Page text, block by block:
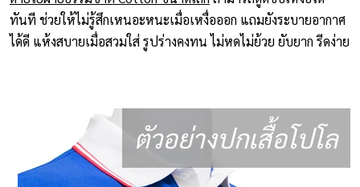
ทันที ช่วยให้ไม่รู้สึกเหนอะหนะเมื่อเหงื่อออก แถมยังระบายอากาศ
ได้ดี แห้งสบายเมื่อสวมใส่ รูปร่างคงทน ไม่หดไม่ย้วย ยับยาก รีดง่าย
ตัวอย่างปกเสื้อโปโล